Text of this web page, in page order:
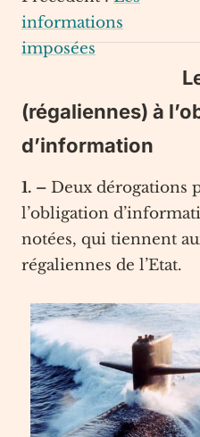
informations
imposées
(régaliennes) à
d’information
1. – Deux dérogations
l’obligation
notées, qui tiennent
régaliennes de l’Etat.